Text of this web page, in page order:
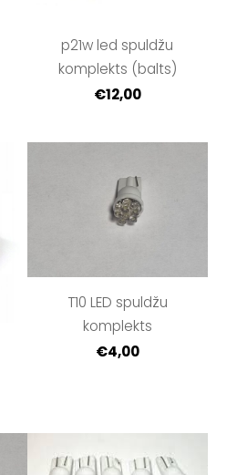
p21w led spuldžu
komplekts (balts)
€12,00
T10 LED spuldžu
komplekts
€4,00